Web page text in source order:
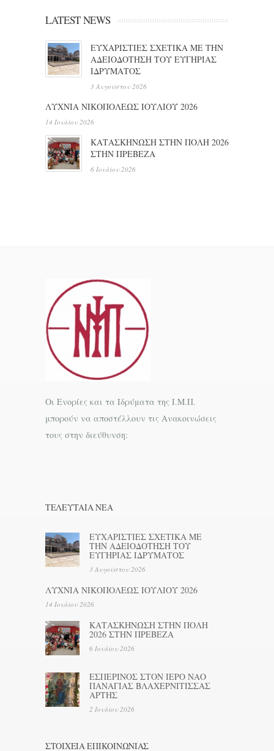
LATEST NEWS
ΕΥΧΑΡΙΣΤΙΕΣ ΣΧΕΤΙΚΑ ΜΕ ΤΗΝ
ΑΔΕΙΟΔΟΤΗΣΗ ΤΟΥ ΕΥΓΗΡΙΑΣ
ΙΔΡΥΜΑΤΟΣ
3 Αυγούστου 2026
ΛΥΧΝΙΑ ΝΙΚΟΠΟΛΕΩΣ ΙΟΥΛΙΟΥ 2026
14 Ιουλίου 2026
ΚΑΤΑΣΚΗΝΩΣΗ ΣΤΗΝ ΠΟΛΗ 2026
ΣΤΗΝ ΠΡΕΒΕΖΑ
6 Ιουλίου 2026
Οι Ενορίες και τα Ιδρύματα της Ι.Μ.Π.
μπορούν να αποστέλλουν τις Ανακοινώσεις
τους στην διεύθυνση:
ΤΕΛΕΥΤΑΊΑ ΝΕΑ
ΕΥΧΑΡΙΣΤΙΕΣ ΣΧΕΤΙΚΑ ΜΕ
ΤΗΝ ΑΔΕΙΟΔΟΤΗΣΗ ΤΟΥ
ΕΥΓΗΡΙΑΣ ΙΔΡΥΜΑΤΟΣ
3 Αυγούστου 2026
ΛΥΧΝΙΑ ΝΙΚΟΠΟΛΕΩΣ ΙΟΥΛΙΟΥ 2026
14 Ιουλίου 2026
ΚΑΤΑΣΚΗΝΩΣΗ ΣΤΗΝ ΠΟΛΗ
2026 ΣΤΗΝ ΠΡΕΒΕΖΑ
6 Ιουλίου 2026
ΕΣΠΕΡΙΝΟΣ ΣΤΟΝ ΙΕΡΟ ΝΑΟ
ΠΑΝΑΓΙΑΣ ΒΛΑΧΕΡΝΙΤΙΣΣΑΣ
ΑΡΤΗΣ
2 Ιουλίου 2026
ΣΤΟΙΧΕΊΑ ΕΠΙΚΟΙΝΩΝΊΑΣ